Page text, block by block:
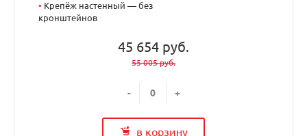
• Крепёж настенный — без
кронштейнов
45 654 руб.
55 005 руб.
- +
в корзину